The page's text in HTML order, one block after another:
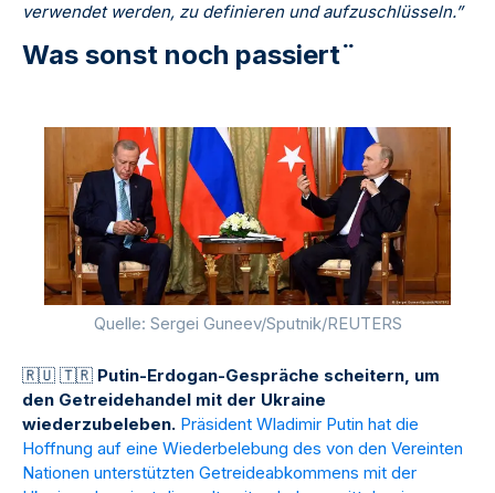
verwendet werden, zu definieren und aufzuschlüsseln.”
Was sonst noch passiert¨
Quelle: Sergei Guneev/Sputnik/REUTERS
🇷🇺 🇹🇷 Putin-Erdogan-Gespräche scheitern, um
den Getreidehandel mit der Ukraine
wiederzubeleben. Präsident Wladimir Putin hat die
Hoffnung auf eine Wiederbelebung des von den Vereinten
Nationen unterstützten Getreideabkommens mit der